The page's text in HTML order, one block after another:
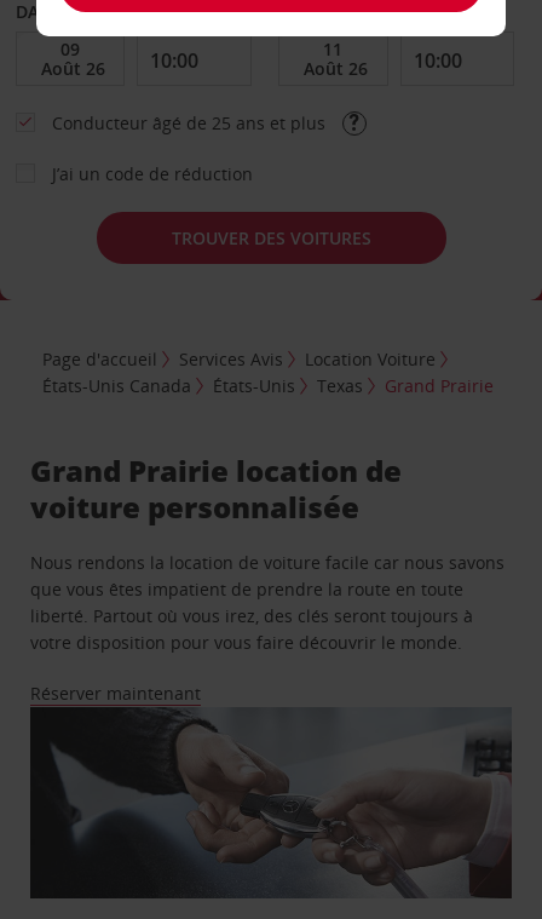
DATE DE DÉBUT DATE DE FIN
Conducteur âgé de 25 ans et plus
J’ai un code de réduction
TROUVER DES VOITURES
Page d'accueil Services Avis
Location Voiture
États-Unis Canada
États-Unis Texas Grand Prairie
Grand Prairie location de
voiture personnalisée
Nous rendons la location de voiture facile car nous savons
que vous êtes impatient de prendre la route en toute
liberté. Partout où vous irez, des clés seront toujours à
votre disposition pour vous faire découvrir le monde.
Réserver maintenant